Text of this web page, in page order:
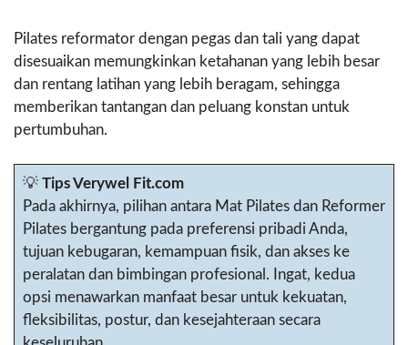
Pilates reformator dengan pegas dan tali yang dapat
disesuaikan memungkinkan ketahanan yang lebih besar
dan rentang latihan yang lebih beragam, sehingga
memberikan tantangan dan peluang konstan untuk
pertumbuhan.
💡 Tips Verywel Fit.com
Pada akhirnya, pilihan antara Mat Pilates dan Reformer
Pilates bergantung pada preferensi pribadi Anda,
tujuan kebugaran, kemampuan fisik, dan akses ke
peralatan dan bimbingan profesional. Ingat, kedua
opsi menawarkan manfaat besar untuk kekuatan,
fleksibilitas, postur, dan kesejahteraan secara